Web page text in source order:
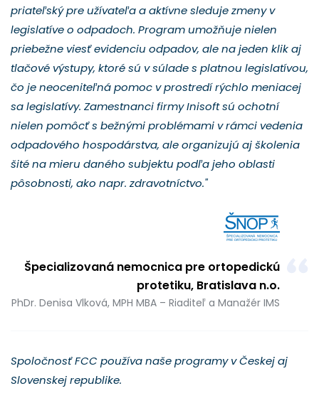
priateľský pre užívateľa a aktívne sleduje zmeny v
legislatíve o odpadoch. Program umožňuje nielen
priebežne viesť evidenciu odpadov, ale na jeden klik aj
tlačové výstupy, ktoré sú v súlade s platnou legislatívou,
čo je neoceniteľná pomoc v prostredí rýchlo meniacej
sa legislatívy. Zamestnanci firmy Inisoft sú ochotní
nielen pomôcť s bežnými problémami v rámci vedenia
odpadového hospodárstva, ale organizujú aj školenia
šité na mieru daného subjektu podľa jeho oblasti
pôsobnosti, ako napr. zdravotníctvo."
Špecializovaná nemocnica pre ortopedickú
protetiku, Bratislava n.o.
PhDr. Denisa Vlková, MPH MBA – Riaditeľ a Manažér IMS
Spoločnosť FCC používa naše programy v Českej aj
Slovenskej republike.